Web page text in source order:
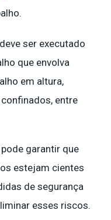
ser executado
que envolva
em altura,
entre
garantir que
estejam cientes
de segurança
esses riscos.